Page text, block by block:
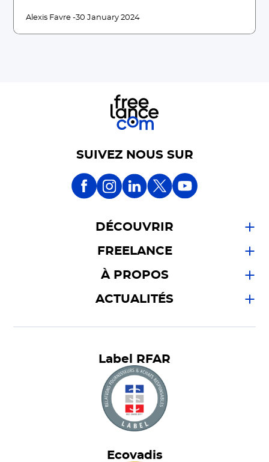
Alexis Favre -30 January 2024
SUIVEZ NOUS SUR
DÉCOUVRIR
FREELANCE
À PROPOS
ACTUALITÉS
Label RFAR
Ecovadis